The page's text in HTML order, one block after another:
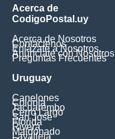
Acerca de
CodigoPostal.uy
Acerca de Nosotros
Contáctenos
Enlázate a Nosotros
Anúnciate con Nosotros
Preguntas Frecuentes
Uruguay
Canelones
Colonia
Tacuarembo
Cerro Largo
San Jose
Florida
Rivera
Maldonado
Lavalleja